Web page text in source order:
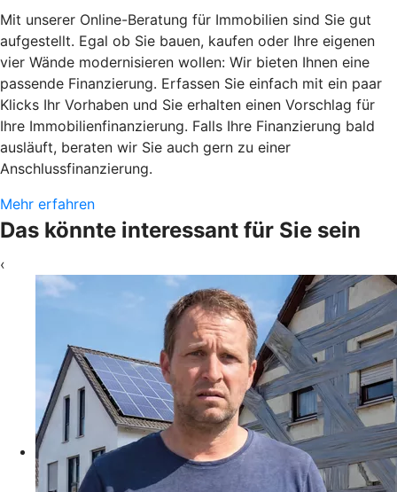
Mit unserer Online-Beratung für Immobilien sind Sie gut
aufgestellt. Egal ob Sie bauen, kaufen oder Ihre eigenen
vier Wände modernisieren wollen: Wir bieten Ihnen eine
passende Finanzierung. Erfassen Sie einfach mit ein paar
Klicks Ihr Vorhaben und Sie erhalten einen Vorschlag für
Ihre Immobilienfinanzierung. Falls Ihre Finanzierung bald
ausläuft, beraten wir Sie auch gern zu einer
Anschlussfinanzierung.
Mehr erfahren
Das könnte interessant für Sie sein
‹